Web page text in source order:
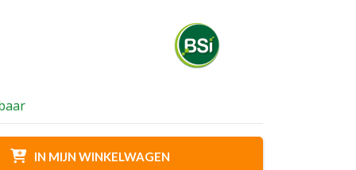
IN MIJN WINKELWAGEN